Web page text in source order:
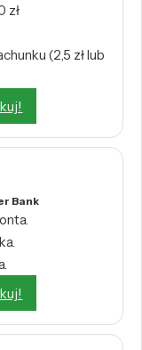
zł
(2,5 zł lub
Bank